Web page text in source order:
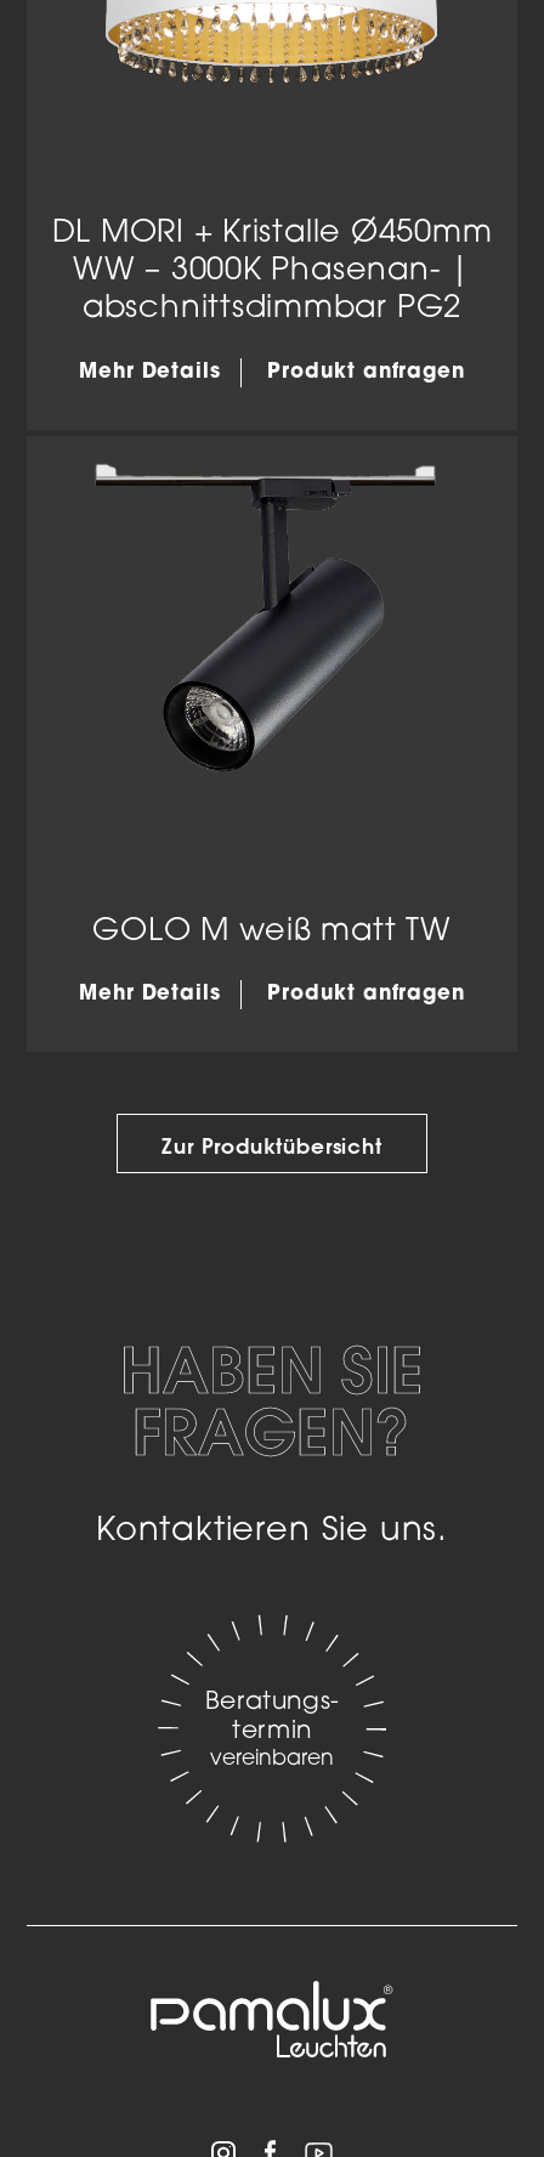
DL MORI + Kristalle Ø450mm
WW – 3000K Phasenan- |
abschnittsdimmbar PG2
Mehr Details Produkt anfragen
GOLO M weiß matt TW
Mehr Details Produkt anfragen
Zur Produktübersicht
HABEN SIE
FRAGEN?
Kontaktieren Sie uns.
Beratungs­
termin
vereinbaren